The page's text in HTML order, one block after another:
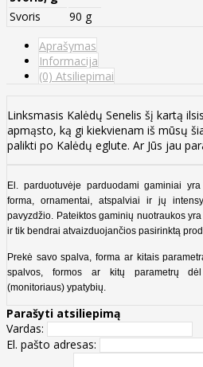
Svoris
90 g
Aprašymas
Informacija
(0) Atsiliepimai
Linksmasis Kalėdų Senelis šį kartą
apmąsto, ką gi kiekvienam iš mūsų
palikti po Kalėdų eglute. Ar Jūs jau
El. parduotuvėje parduodami gaminiai yra
forma, ornamentai, atspalviai ir jų
pavyzdžio. Pateiktos gaminių nuotraukos
ir tik bendrai atvaizduojančios pasirinktą
Prekė savo spalva, forma ar kitais
spalvos, formos ar kitų parametrų
(monitoriaus) ypatybių.
Parašyti atsiliepimą
Vardas:
El. pašto adresas: